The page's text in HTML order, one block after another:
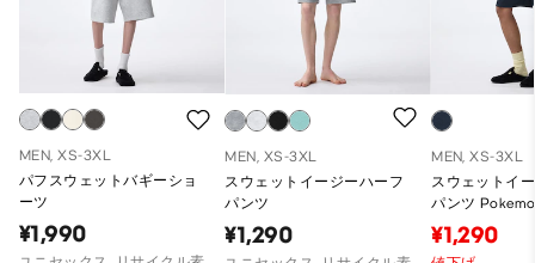
MEN, XS-3XL
パフスウェットバギーショ
ーツ
¥1,990
MEN, XS-3XL
スウェットイージーハーフ
パンツ
¥1,290
MEN, XS-3XL
スウェットイ
パンツ
¥1,290